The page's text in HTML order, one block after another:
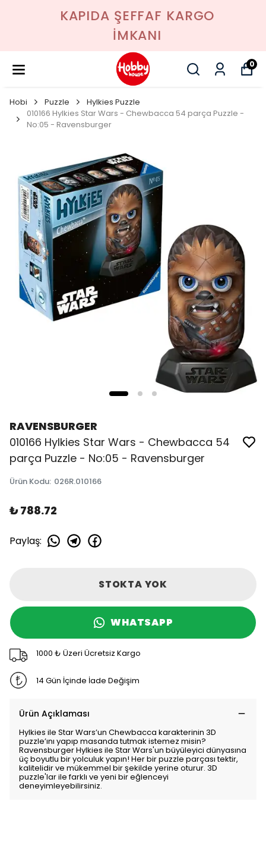
KAPIDA ŞEFFAF KARGO
İMKANI
0
Hobi Puzzle
Hylkies Puzzle
010166 Hylkies Star Wars - Chewbacca 54 parça Puzzle -
No:05 - Ravensburger
RAVENSBURGER
010166 Hylkies Star Wars - Chewbacca 54
parça Puzzle - No:05 - Ravensburger
Ürün Kodu: 026R.010166
₺ 788.72
Paylaş:
STOKTA YOK
WHATSAPP
1000 ₺ Üzeri Ücretsiz Kargo
14 Gün İçinde İade Değişim
Ürün Açıklaması
Hylkies ile Star Wars’un Chewbacca karakterinin 3D
puzzle’ını yapıp masanda tutmak istemez misin?
Ravensburger Hylkies ile Star Wars'un büyüleyici dünyasına
üç boyutlu bir yolculuk yapın! Her bir puzzle parçası tektir,
kalitelidir ve mükemmel bir şekilde yerine oturur. 3D
puzzle'lar ile farklı ve yeni bir eğlenceyi
deneyimleyebilirsiniz.